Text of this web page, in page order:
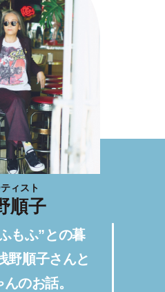
ィスト
順子
もふ”との暮
野順子さんと
のお話。